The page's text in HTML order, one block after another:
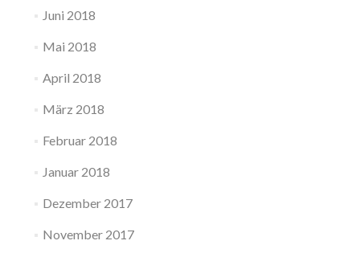
Juni 2018
Mai 2018
April 2018
März 2018
Februar 2018
Januar 2018
Dezember 2017
November 2017